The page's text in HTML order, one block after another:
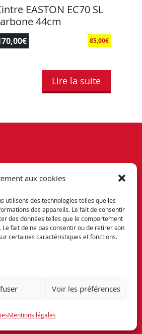
aux cookies
utilisons des technologies telles que les
des appareils. Le fait de consentir
des données telles que le comportement
fait de ne pas consentir ou de retirer son
certaines caractéristiques et fonctions.
Voir les préférences
Mentions légales
EASTON EC70 SL
44cm
€ 85,00€
Lire la suite